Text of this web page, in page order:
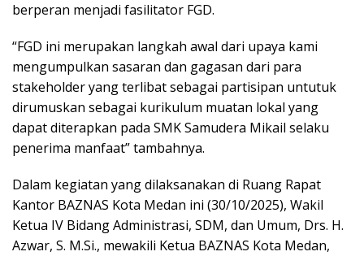
berperan menjadi fasilitator FGD.
“FGD ini merupakan langkah awal dari upaya kami
mengumpulkan sasaran dan gagasan dari para
stakeholder yang terlibat sebagai partisipan untutuk
dirumuskan sebagai kurikulum muatan lokal yang
dapat diterapkan pada SMK Samudera Mikail selaku
penerima manfaat” tambahnya.
Dalam kegiatan yang dilaksanakan di Ruang Rapat
Kantor BAZNAS Kota Medan ini (30/10/2025), Wakil
Ketua IV Bidang Administrasi, SDM, dan Umum, Drs. H.
Azwar, S. M.Si., mewakili Ketua BAZNAS Kota Medan,